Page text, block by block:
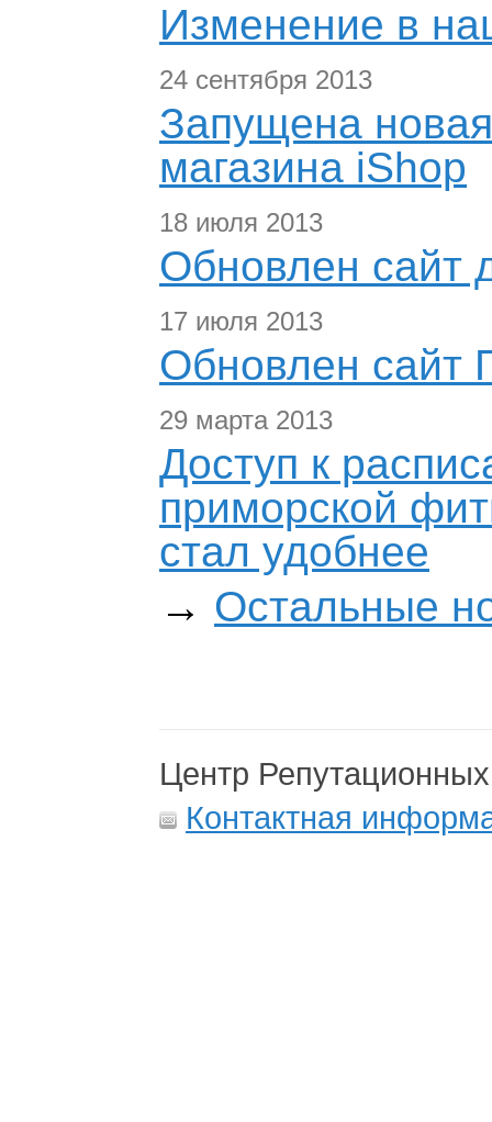
Изменение в
24 сентября 2013
Запущена
магазина iShop
18 июля 2013
Обновлен сайт
17 июля 2013
Обновлен сайт
29 марта 2013
Доступ к
приморской
стал удобнее
→ Остальные
Центр
Контактная